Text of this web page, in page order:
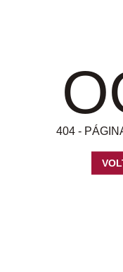
404 -